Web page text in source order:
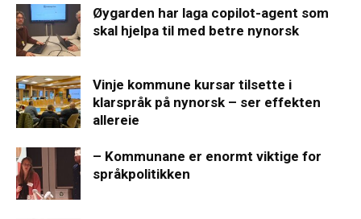
Øygarden har laga copilot-agent som
skal hjelpa til med betre nynorsk
Vinje kommune kursar tilsette i
klarspråk på nynorsk – ser effekten
allereie
– Kommunane er enormt viktige for
språkpolitikken